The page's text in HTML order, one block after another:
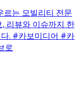
르는 모빌리티 전문
리뷰와 이슈까지 한
. #카보미디어 #카
로